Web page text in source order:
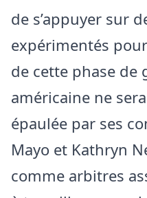
de s’appuyer sur
expérimentés
de cette phase de
américaine ne
épaulée par ses
Mayo et Kathryn
comme arbitres